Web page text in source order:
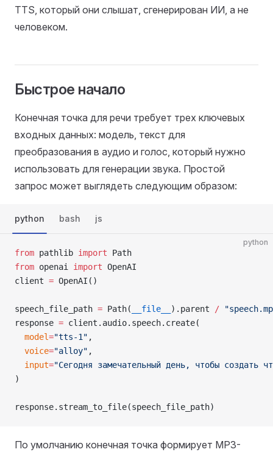
TTS, который они слышат, сгенерирован ИИ, а не
человеком.
Быстрое начало
Конечная точка для речи требует трех ключевых
входных данных: модель, текст для
преобразования в аудио и голос, который нужно
использовать для генерации звука. Простой
запрос может выглядеть следующим образом:
python bash js
python
from pathlib import Path
from openai import OpenAI
client = OpenAI()
speech_file_path = Path( __file__ ).parent /
response = client.audio.speech.create(
  model
="tts-1" ,
  voice
="alloy" ,
  input
="Сегодня замечательный день, чтобы создать
)
response.stream_to_file(speech_file_path)
По умолчанию конечная точка формирует MP3-